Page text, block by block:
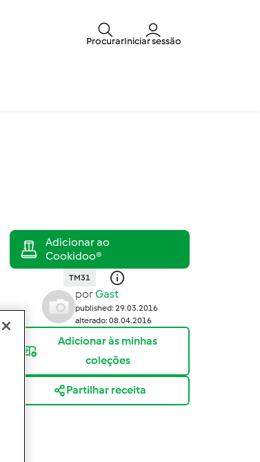
ProcurarIniciar sessão
TM31
porGast
published: 29.03.2016
alterado: 08.04.2016
Adicionar às minhas
coleções
Partilhar receita